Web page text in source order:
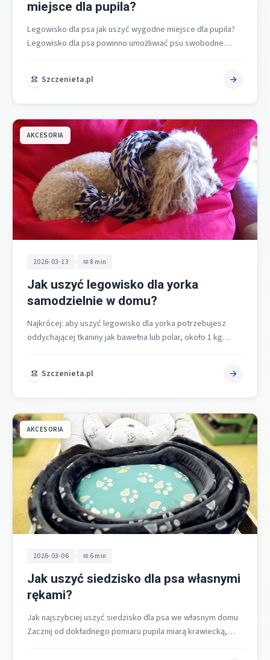
miejsce dla pupila?
Legowisko dla psa jak uszyć wygodne miejsce dla pupila?
Legowisko dla psa powinno umożliwiać psu swobodne
Szczenieta.pl
AKCESORIA
2026-03-13 • 8 min
Jak uszyć legowisko dla yorka
samodzielnie w domu?
Najkrócej: aby uszyć legowisko dla yorka potrzebujesz
oddychającej tkaniny jak bawełna lub polar, około 1 kg
Szczenieta.pl
AKCESORIA
2026-03-06 • 6 min
Jak uszyć siedzisko dla psa własnymi
rękami?
Jak najszybciej uszyć siedzisko dla psa we własnym domu
Zacznij od dokładnego pomiaru pupila miarą krawiecką,